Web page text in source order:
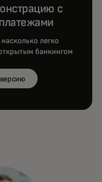
с
легко
банкингом